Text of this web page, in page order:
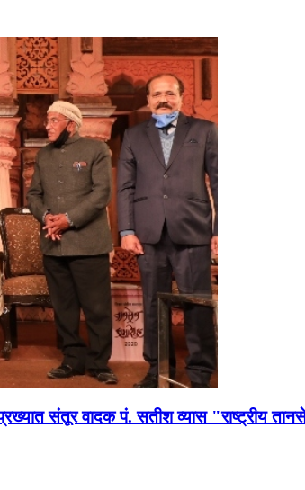
संतूर वादक पं. सतीश व्यास "राष्ट्रीय